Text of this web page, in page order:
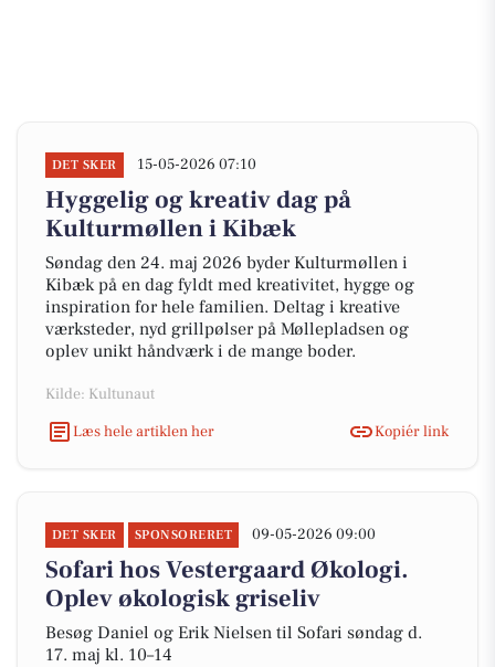
DET SKER 15-05-2026 07:10
Hyggelig og kreativ dag på
Kulturmøllen i Kibæk
Søndag den 24. maj 2026 byder Kulturmøllen i
Kibæk på en dag fyldt med kreativitet, hygge og
inspiration for hele familien. Deltag i kreative
værksteder, nyd grillpølser på Møllepladsen og
oplev unikt håndværk i de mange boder.
Kilde: Kultunaut
Læs hele artiklen her
Kopiér link
DET SKER SPONSORERET 09-05-2026 09:00
Sofari hos Vestergaard Økologi.
Oplev økologisk griseliv
Besøg Daniel og Erik Nielsen til Sofari søndag d.
17. maj kl. 10–14